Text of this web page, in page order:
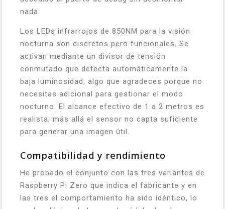
nada.
Los LEDs infrarrojos de 850NM para la visión
nocturna son discretos pero funcionales. Se
activan mediante un divisor de tensión
conmutado que detecta automáticamente la
baja luminosidad, algo que agradeces porque no
necesitas adicional para gestionar el modo
nocturno. El alcance efectivo de 1 a 2 metros es
realista; más allá el sensor no capta suficiente
para generar una imagen útil.
Compatibilidad y rendimiento
He probado el conjunto con las tres variantes de
Raspberry Pi Zero que indica el fabricante y en
las tres el comportamiento ha sido idéntico, lo